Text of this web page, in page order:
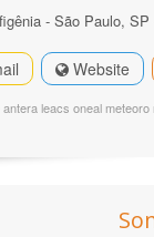
- São Paulo, SP
Website
leacs oneal